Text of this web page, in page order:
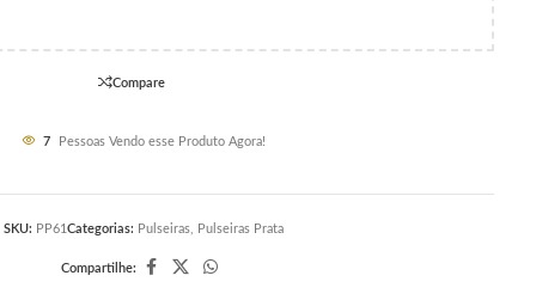
Compare
7 Pessoas Vendo esse Produto Agora!
SKU: PP61 Categorias: Pulseiras, Pulseiras Prata
Compartilhe: